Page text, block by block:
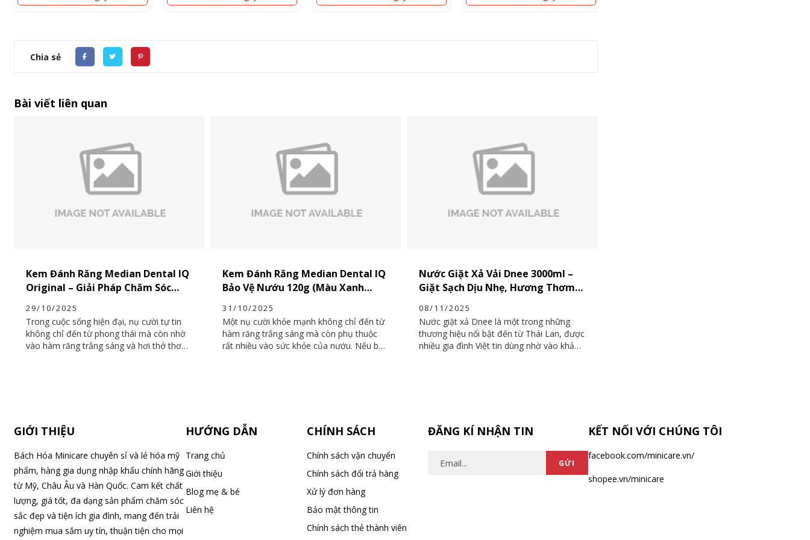
Chia sẻ
Bài viết liên quan
Kem Đánh Răng Median Dental IQ
Original – Giải Pháp Chăm Sóc
29/10/2025
Trong cuộc sống hiện đại, nụ cười tự tin
không chỉ đến từ phong thái mà còn nhờ
vào hàm răng trắng sáng và hơi thở thơm
chỉ giúp làm sạch răng hiệu quả mà còn
mang lại cảm giác sảng khoái mỗi ngày.
Kem Đánh Răng Median Dental IQ
Bảo Vệ Nướu 120g (Màu Xanh
Nướu Toàn Diện
31/10/2025
Một nụ cười khỏe mạnh không chỉ đến từ
hàm răng trắng sáng mà còn phụ thuộc
rất nhiều vào sức khỏe của nướu. Nếu bạn
nghiên cứu đặc biệt để chăm sóc răng
ngày cho mọi lứa tuổi.
Nước Giặt Xả Vải Dnee 3000ml –
Giặt Sạch Dịu Nhẹ, Hương Thơm
08/11/2025
Nước giặt xả Dnee là một trong những
thương hiệu nổi bật đến từ Thái Lan, được
nhiều gia đình Việt tin dùng nhờ vào khả
hương và công dụng khác nhau, đáp ứng
GIỚI THIỆU
Bách Hóa Minicare chuyên sỉ và lẻ hóa mỹ
phẩm, hàng gia dụng nhập khẩu chính hãng
từ Mỹ, Châu Âu và Hàn Quốc. Cam kết chất
lượng, giá tốt, đa dạng sản phẩm chăm sóc
sắc đẹp và tiện ích gia đình, mang đến trải
nghiệm mua sắm uy tín, thuận tiện cho mọi
HƯỚNG DẪN
Trang chủ
Giới thiệu
Blog mẹ & bé
Liên hệ
CHÍNH SÁCH
Chính sách vận chuyển
Chính sách đổi trả hàng
Xử lý đơn hàng
Bảo mật thông tin
Chính sách thẻ thành viên
ĐĂNG KÍ NHẬN TIN
GỬI
KẾT NỐI VỚI CHÚNG TÔI
facebook.com/minicare.vn/
shopee.vn/minicare